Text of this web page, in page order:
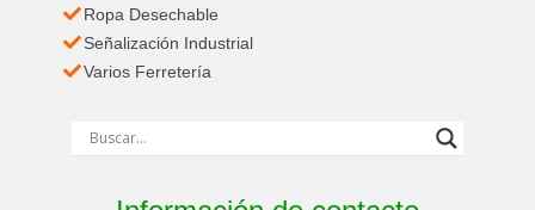
Ropa Desechable
Señalización Industrial
Varios Ferretería